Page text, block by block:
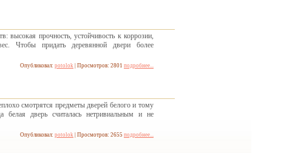
высокая прочность, устойчивость к коррозии,
Чтобы придать деревянной двери более
Опубликовал: potolok | Просмотров: 2801 подробнее...
смотрятся предметы дверей белого и тому
белая дверь считалась нетривиальным и не
Опубликовал: potolok | Просмотров: 2655 подробнее...